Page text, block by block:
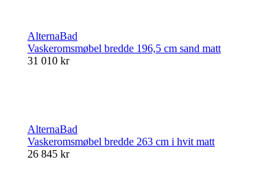
AlternaBad
Vaskeromsmøbel bredde 196,5 cm sand matt
31 010 kr
AlternaBad
Vaskeromsmøbel bredde 263 cm i hvit matt
26 845 kr